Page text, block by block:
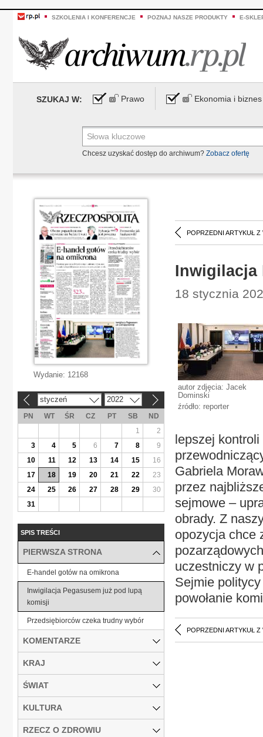
SZKOLENIA I KONFERENCJE POZNAJ NASZE PRODUKTY E-
SZUKAJ W: Prawo Ekonomia i biznes
Chcesz uzyskać dostęp do archiwum? Zobacz ofertę
POPRZEDNI ARTYKUŁ Z
Inwigilacja
18 stycznia
autor zdjęcia: Jacek
Dominski
źródło: reporter
lepszej kontroli
Gabriela
przez
sejmowe –
obrady. Z
opozycja chce
uczestniczy w
Sejmie
powołanie
POPRZEDNI ARTYKUŁ Z
Wydanie: 12168
styczeń 2022
PN WT ŚR CZ PT SB
ND
1
2
3
4 5 6 7 8
9
10
11 12 13 14 15
16
17
18 19 20 21 22
23
24
25 26 27 28 29
30
31
SPIS TREŚCI
PIERWSZA STRONA
E-handel gotów na omikrona
Inwigilacja Pegasusem już pod lupą
komisji
Przedsiębiorców czeka trudny wybór
KOMENTARZE
KRAJ
ŚWIAT
KULTURA
RZECZ O ZDROWIU